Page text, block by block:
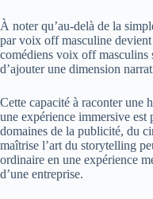
À noter qu’au-delà de la
par voix off masculine
comédiens voix off masculins
d’ajouter une dimension
Cette capacité à raconter une
une expérience immersive est
domaines de la publicité, du
maîtrise l’art du storytelling
ordinaire en une expérience
d’une entreprise.